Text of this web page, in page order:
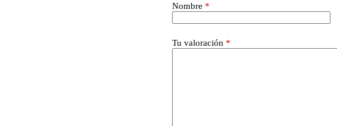
Nombre *
Tu valoración *